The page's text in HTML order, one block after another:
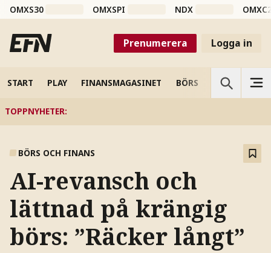
OMXS30 OMXSPI NDX
Prenumerera Logga in
START PLAY FINANSMAGASINET BÖRS VETENSKAP
TOPPNYHETER:
BÖRS OCH FINANS
AI-revansch och
lättnad på krängig
börs: ”Räcker långt”